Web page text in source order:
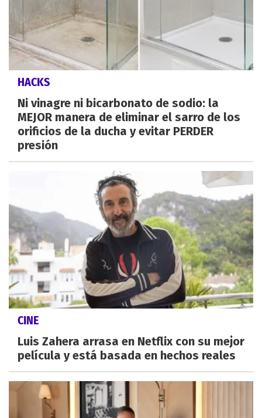
HACKS
Ni vinagre ni bicarbonato de sodio: la
MEJOR manera de eliminar el sarro de los
orificios de la ducha y evitar PERDER
presión
CINE
Luis Zahera arrasa en Netflix con su mejor
película y está basada en hechos reales